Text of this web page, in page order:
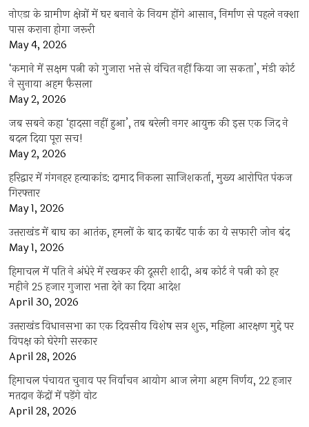
नोएडा के ग्रामीण क्षेत्रों में घर बनाने के नियम होंगे आसान, निर्माण से पहले नक्शा
पास कराना होगा जरूरी
May 4, 2026
‘कमाने में सक्षम पत्नी को गुजारा भत्ते से वंचित नहीं किया जा सकता’, मंडी कोर्ट
ने सुनाया अहम फैसला
May 2, 2026
जब सबने कहा ‘हादसा नहीं हुआ’, तब बरेली नगर आयुक्त की इस एक जिद ने
बदल दिया पूरा सच!
May 2, 2026
हरिद्वार में गंगनहर हत्याकांड: दामाद निकला साजिशकर्ता, मुख्य आरोपित पंकज
गिरफ्तार
May 1, 2026
उत्तराखंड में बाघ का आतंक, हमलों के बाद कार्बेट पार्क का ये सफारी जोन बंद
May 1, 2026
हिमाचल में पति ने अंधेरे में रखकर की दूसरी शादी, अब कोर्ट ने पत्नी को हर
महीने 25 हजार गुजारा भत्ता देने का दिया आदेश
April 30, 2026
उत्तराखंड विधानसभा का एक दिवसीय विशेष सत्र शुरू, महिला आरक्षण मुद्दे पर
विपक्ष को घेरेगी सरकार
April 28, 2026
हिमाचल पंचायत चुनाव पर निर्वाचन आयोग आज लेगा अहम निर्णय, 22 हजार
मतदान केंद्रों में पड़ेंगे वोट
April 28, 2026